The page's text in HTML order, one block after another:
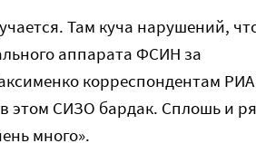
Там куча нарушений,
аппарата ФСИН за
корреспондентам РИА
этом СИЗО бардак. Сплошь и
много».